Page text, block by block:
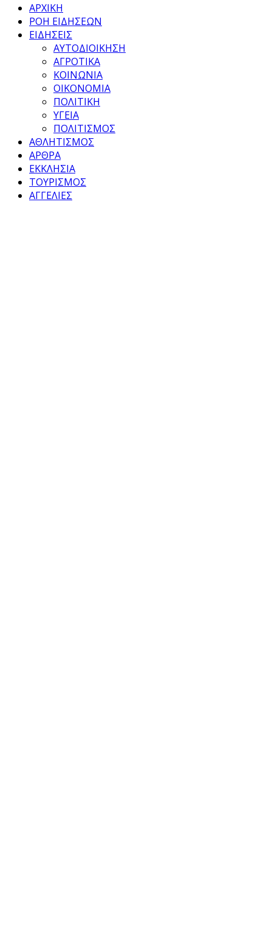
ΑΡΧΙΚΗ
ΡΟΗ ΕΙΔΗΣΕΩΝ
ΕΙΔΗΣΕΙΣ
ΑΥΤΟΔΙΟΙΚΗΣΗ
ΑΓΡΟΤΙΚΑ
ΚΟΙΝΩΝΙΑ
ΟΙΚΟΝΟΜΙΑ
ΠΟΛΙΤΙΚΗ
ΥΓΕΙΑ
ΠΟΛΙΤΙΣΜΟΣ
ΑΘΛΗΤΙΣΜΟΣ
ΑΡΘΡΑ
ΕΚΚΛΗΣΙΑ
ΤΟΥΡΙΣΜΟΣ
ΑΓΓΕΛΙΕΣ